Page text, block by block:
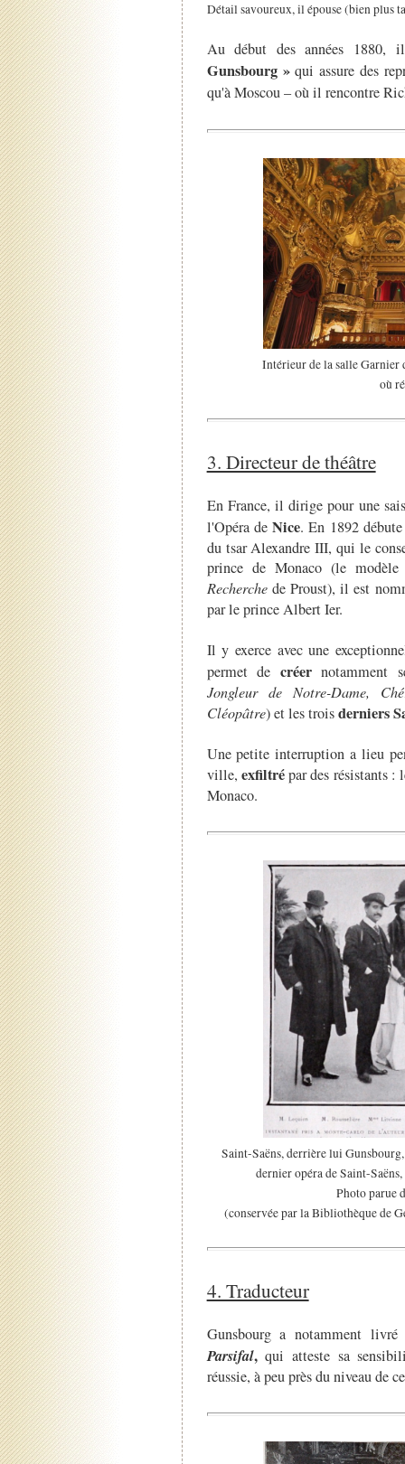
Détail savoureux, il épouse (bien plus
Au début des années
Gunsbourg »qui assure des
qu'à Moscou – où il rencontre
Intérieur de la salle Garnier
où
3. Directeur de théâtre
En France, il dirige pour une
l'Opéra deNice. En 1892
du tsar Alexandre III, qui le
prince de Monaco (le
Recherche de Proust), il est
par le prince Albert Ier.
Il y exerce avec une
permet de créernotamment
Jongleur de Notre-Dame,
Cléopâtre) et les troisderniers
Une petite interruption a lieu
ville, exfiltrépar des résistants :
Monaco.
Saint-Saëns, derrière lui
dernier opéra de Saint-
Photo parue
(conservée par la Bibliothèque de
4. Traducteur
Gunsbourg a notamment
Parsifal,qui atteste sa
réussie, à peu près du niveau de